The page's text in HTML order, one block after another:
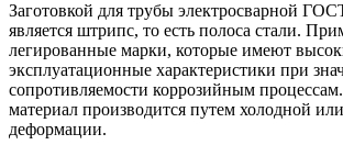
Заготовкой для трубы электросварной
является штрипс, то есть полоса стали.
легированные марки, которые имеют
эксплуатационные характеристики при
сопротивляемости коррозийным
материал производится путем холодной
деформации.